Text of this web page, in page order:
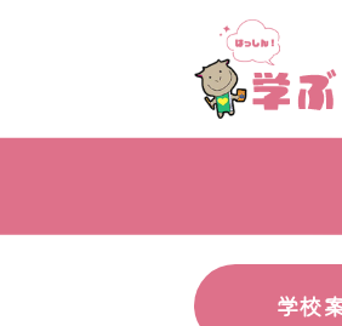
学校